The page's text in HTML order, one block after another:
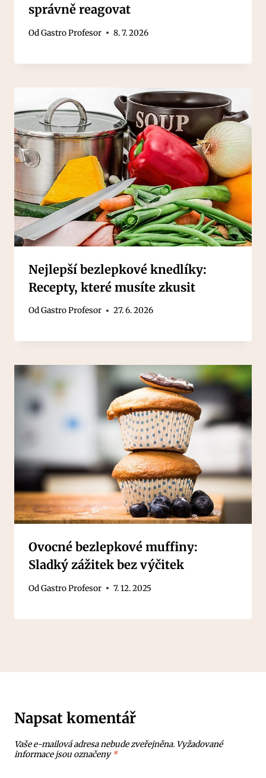
správně reagovat
OdGastro Profesor 8. 7. 2026
Nejlepší bezlepkové knedlíky:
Recepty, které musíte zkusit
OdGastro Profesor 27. 6. 2026
Ovocné bezlepkové muffiny:
Sladký zážitek bez výčitek
OdGastro Profesor 7. 12. 2025
Napsat komentář
Vaše e-mailová adresa nebude zveřejněna. Vyžadované
informace jsou označeny*